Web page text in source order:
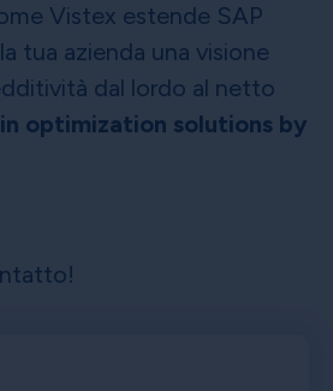
Vistex estende SAP
tua azienda una visione
dal lordo al netto
optimization solutions by